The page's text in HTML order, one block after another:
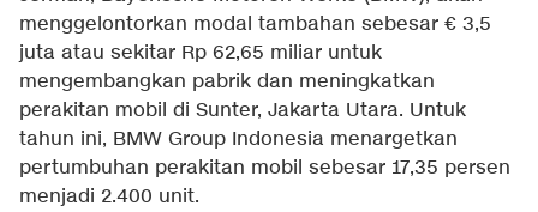
menggelontorkan modal tambahan sebesar € 3,5
juta atau sekitar Rp 62,65 miliar untuk
mengembangkan pabrik dan meningkatkan
perakitan mobil di Sunter, Jakarta Utara. Untuk
tahun ini, BMW Group Indonesia menargetkan
pertumbuhan perakitan mobil sebesar 17,35 persen
menjadi 2.400 unit.